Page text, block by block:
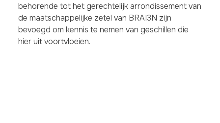
behorende tot het gerechtelijk arrondissement van
de maatschappelijke zetel van BRAI3N zijn
bevoegd om kennis te nemen van geschillen die
hier uit voortvloeien.